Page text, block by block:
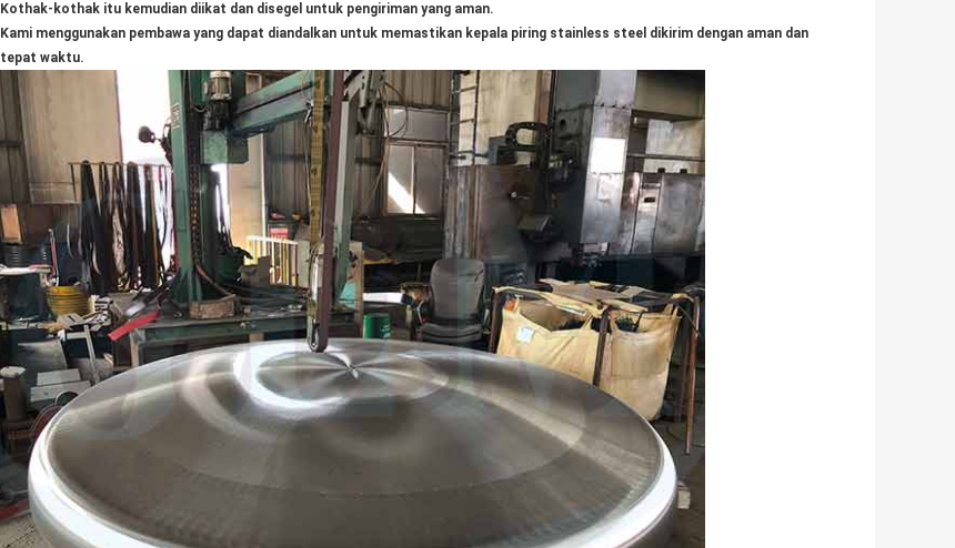
Kothak-kothak itu kemudian diikat dan disegel untuk pengiriman yang aman.
Kami menggunakan pembawa yang dapat diandalkan untuk memastikan kepala piring stainless steel dikirim dengan aman dan
tepat waktu.